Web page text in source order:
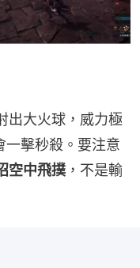
出大火球，威力極
擊秒殺。要注意
空中飛撲 ，不是輸